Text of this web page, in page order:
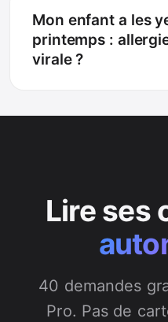
Mon enfant a les
printemps :
virale ?
Lire ses
40 demandes
Pro. Pas de